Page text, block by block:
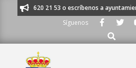
al 91 620 21 53 o escríbenos a
Síguenos
Buscar